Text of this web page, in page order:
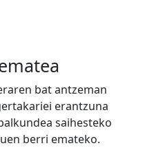
bat antzeman
erantzuna
saihesteko
berri emateko.